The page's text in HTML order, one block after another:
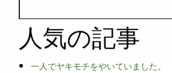
人気の記事
一人でヤキモチをやいていました。